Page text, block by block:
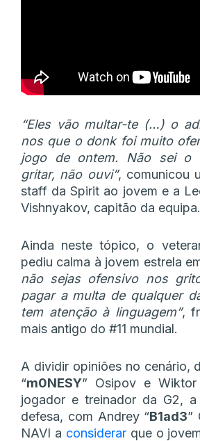
“Eles vão multar-te (…) o
nos que o donk foi muito
jogo de ontem. Não sei o
gritar, não ouvi”, comunicou
staff da Spirit ao jovem e a
Vishnyakov, capitão da equipa.
Ainda neste tópico, o
pediu calma à jovem estrela
não sejas ofensivo nos
pagar a multa de qualquer
tem atenção à linguagem”,
mais antigo do #11 mundial.
A dividir opiniões no cenário,
“m0NESY” Osipov e
jogador e treinador da G2, a
defesa, com Andrey “⁠B1ad3⁠”
NAVI a considerarque o